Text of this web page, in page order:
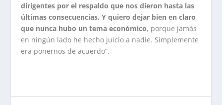
dirigentes por el respaldo que nos dieron hasta las
últimas consecuencias. Y quiero dejar bien en claro
que nunca hubo un tema económico, porque jamás
en ningún lado he hecho juicio a nadie. Simplemente
era ponernos de acuerdo”.